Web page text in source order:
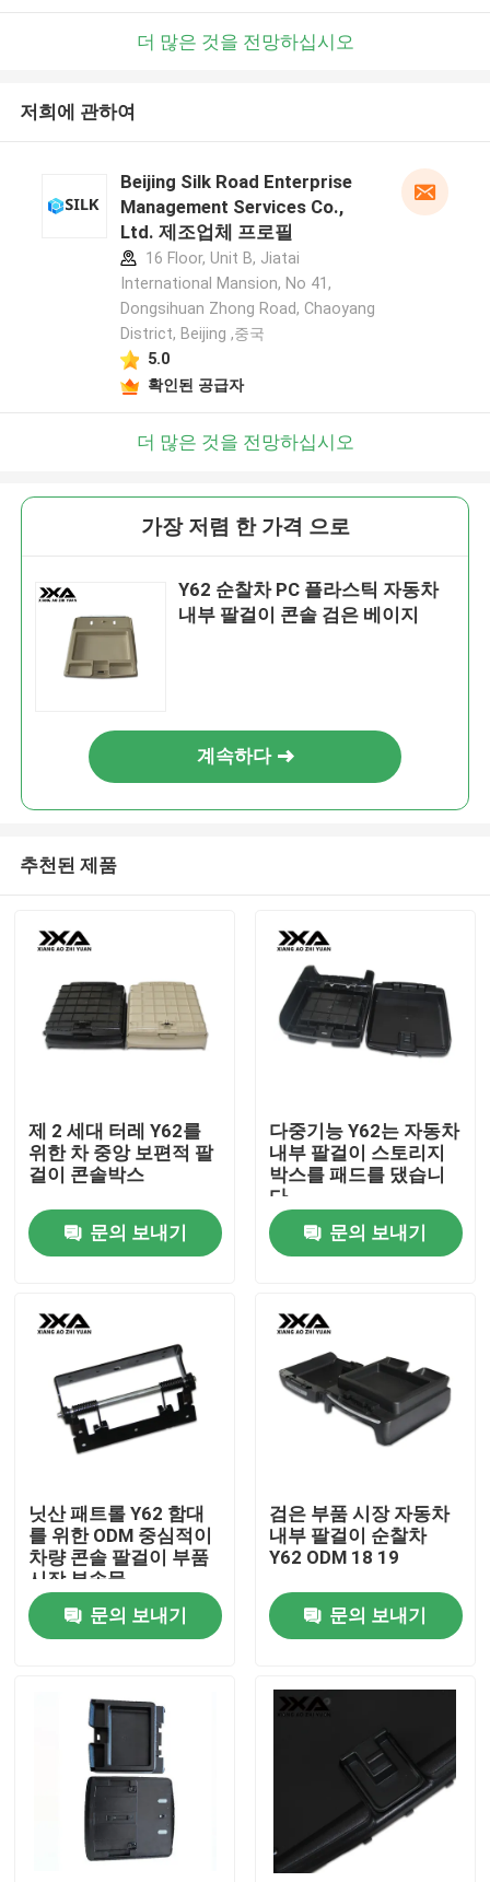
홈
제품 소개
회사 소개
공장 투어
품질 관리
연락처
모든 케이스
블로그
더 많은 것을 전망하십시오
저희에 관하여
Beijing Silk Road Enterprise
Management Services Co.,
Ltd. 제조업체 프로필
16 Floor, Unit B, Jiatai
International Mansion, No 41,
Dongsihuan Zhong Road, Chaoyang
District, Beijing ,중국
5.0
확인된 공급자
더 많은 것을 전망하십시오
가장 저렴 한 가격 으로
Y62 순찰차 PC 플라스틱 자동차
내부 팔걸이 콘솔 검은 베이지
계속하다
추천된 제품
제 2 세대 터레 Y62를
위한 차 중앙 보편적 팔
걸이 콘솔박스
문의 보내기
다중기능 Y62는 자동차
내부 팔걸이 스토리지
박스를 패드를 댔습니
다
문의 보내기
닛산 패트롤 Y62 함대
를 위한 ODM 중심적이
차량 콘솔 팔걸이 부품
시장 부속물
문의 보내기
검은 부품 시장 자동차
내부 팔걸이 순찰차
Y62 ODM 18 19
문의 보내기